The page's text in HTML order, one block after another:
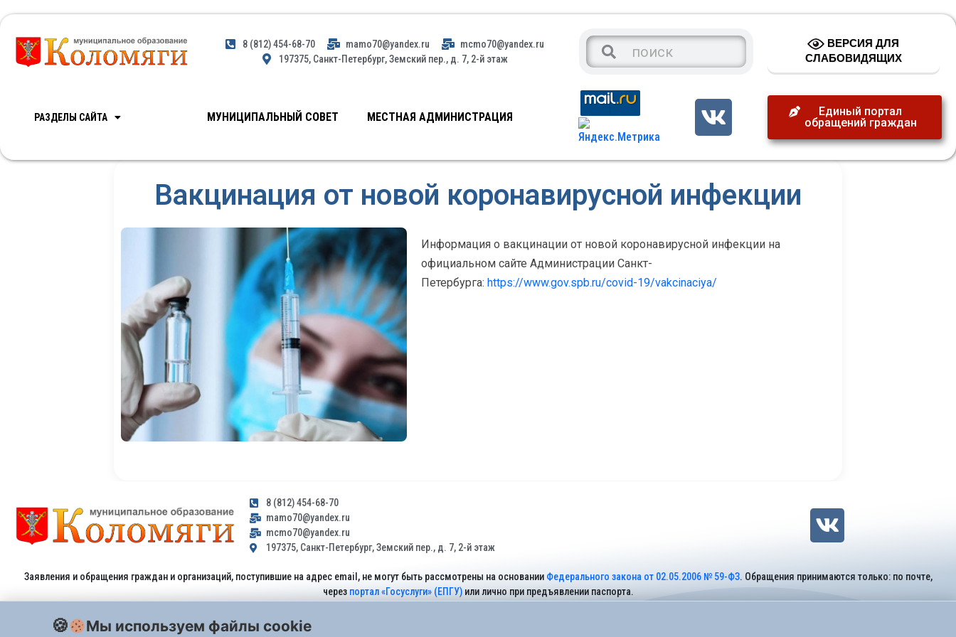
8 (812) 454-68-70 mamo70@yandex.ru
mcmo70@yandex.ru
197375, Санкт-Петербург, Земский пер., д. 7, 2-й этаж
ВЕРСИЯ ДЛЯ
СЛАБОВИДЯЩИХ
РАЗДЕЛЫ САЙТА МУНИЦИПАЛЬНЫЙ СОВЕТ МЕСТНАЯ АДМИНИСТРАЦИЯ
Единый портал
обращений граждан
Вакцинация от новой коронавирусной инфекции
Информация о вакцинации от новой коронавирусной инфекции на
официальном сайте Администрации Санкт-
Петербурга: https://www.gov.spb.ru/covid-19/vakcinaciya/
8 (812) 454-68-70
mamo70@yandex.ru
mcmo70@yandex.ru
197375, Санкт-Петербург, Земский пер., д. 7, 2-й этаж
Заявления и обращения граждан и организаций, поступившие на адрес email, не могут быть рассмотрены на основании Федерального закона от 02.05.2006 № 59-ФЗ. Обращения принимаются только: по почте,
через портал «Госуслуги» (ЕПГУ)или лично при предъявлении паспорта.
Мы используем файлы cookie